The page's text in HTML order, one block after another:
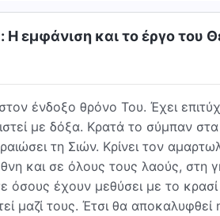
Η εμφάνιση και το έργο
ένδοξο θρόνο Του. Έχει
με δόξα. Κρατά το σύμπαν στα
τη Σιών. Κρίνει τον
και σε όλους τους λαούς, στη
έχουν μεθύσει με το
μαζί τους. Έτσι θα